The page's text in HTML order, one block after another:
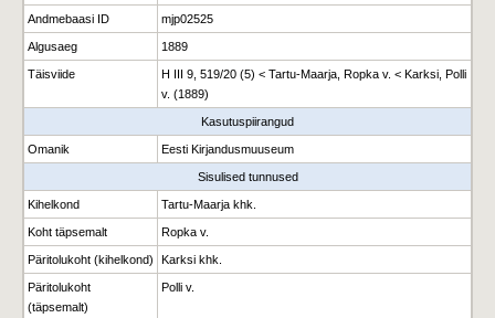
Andmebaasi ID mjp02525
Algusaeg 1889
Täisviide
H III 9, 519/20 (5) < Tartu-Maarja, Ropka v. < Karksi, Polli
v. (1889)
Kasutuspiirangud
Omanik Eesti Kirjandusmuuseum
Sisulised tunnused
Kihelkond Tartu-Maarja khk.
Koht täpsemalt Ropka v.
Päritolukoht (kihelkond) Karksi khk.
Päritolukoht
(täpsemalt)
Polli v.